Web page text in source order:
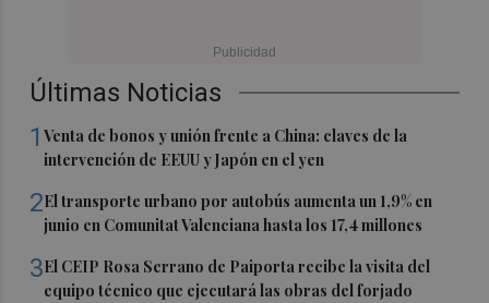
Últimas Noticias
1Venta de bonos y unión frente a China: claves de la
intervención de EEUU y Japón en el yen
2El transporte urbano por autobús aumenta un 1,9% en
junio en Comunitat Valenciana hasta los 17,4 millones
3El CEIP Rosa Serrano de Paiporta recibe la visita del
equipo técnico que ejecutará las obras del forjado